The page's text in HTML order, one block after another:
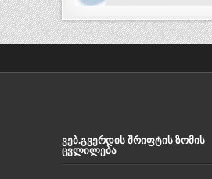
ᲕᲔᲑ.ᲒᲕᲔᲠᲓᲘᲡ ᲨᲠᲘᲤᲢᲘᲡ ᲖᲝᲛᲘᲡ
ᲪᲕᲚᲘᲚᲔᲑᲐ